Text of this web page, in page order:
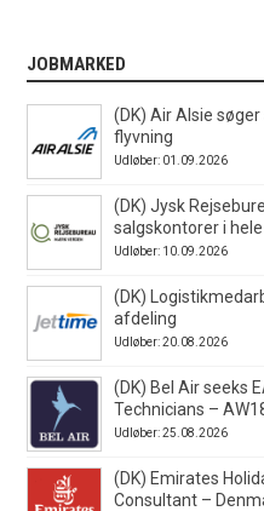
JOBMARKED
(DK) Air Alsie
flyvning
Udløber: 01.09.2026
(DK) Jysk
salgskontorer i
Udløber: 10.09.2026
(DK)
afdeling
Udløber: 20.08.2026
(DK) Bel Air seeks
Technicians –
Udløber: 25.08.2026
(DK) Emirates
Consultant –